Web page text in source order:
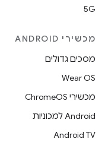
5G
מכשירי ANDROID
מסכים גדולים
Wear OS
מכשירי ChromeOS
Android למכוניות
Android TV